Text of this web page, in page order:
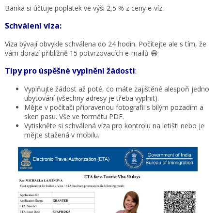
Banka si účtuje poplatek ve výši 2,5 % z ceny e-víz.
Schválení víza:
Víza bývají obvykle schválena do 24 hodin. Počítejte ale s tím, že
vám dorazí přibližně 15 potvrzovacích e-mailů 😄
Tipy pro úspěšné vyplnění žádosti:
Vyplňujte žádost až poté, co máte zajištěné alespoň jedno
ubytování (všechny adresy je třeba vyplnit).
Mějte v počítači připravenou fotografii s bílým pozadím a
sken pasu. Vše ve formátu PDF.
Vytiskněte si schválená víza pro kontrolu na letišti nebo je
mějte stažená v mobilu.